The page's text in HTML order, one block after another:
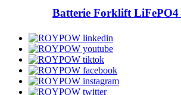
Batterie Forklift